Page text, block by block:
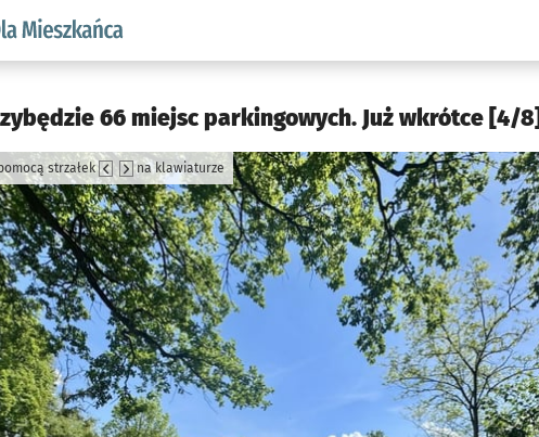
wroclaw.pl podserwis: Dla mieszkańca
66 miejsc parkingowych. Już wkrótce [4/8]
strzałek na klawiaturze